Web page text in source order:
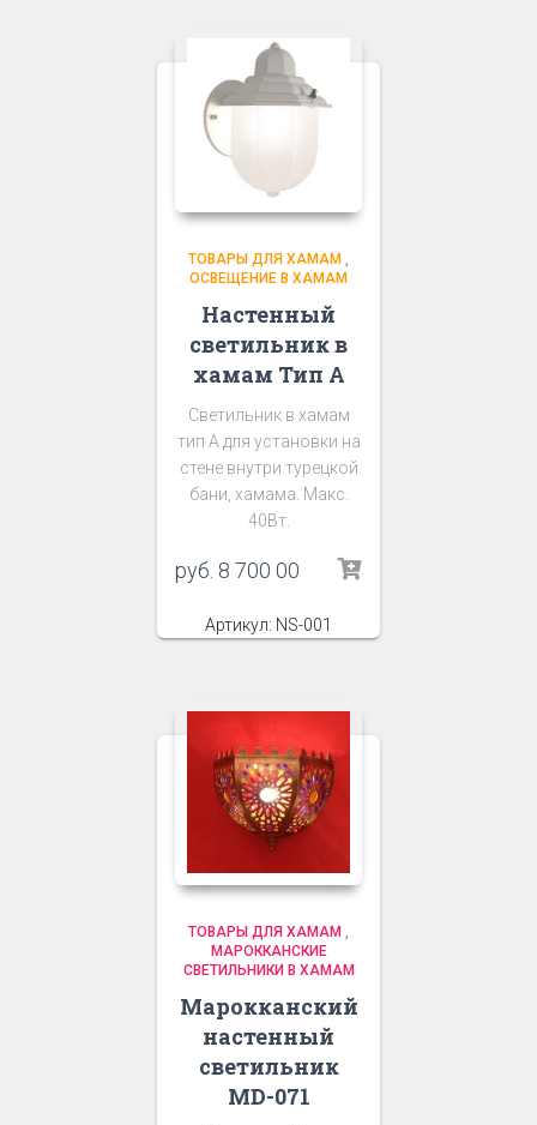
ТОВАРЫ ДЛЯ ХАМАМ
ОСВЕЩЕНИЕ В ХАМАМ
Настенный
светильник в
хамам Тип А
Светильник в хамам
тип А для установки на
стене внутри турецкой
бани, хамама. Макс.
40Вт.
руб. 8 700 00
Артикул: NS-001
ТОВАРЫ ДЛЯ ХАМАМ
МАРОККАНСКИЕ
СВЕТИЛЬНИКИ В ХАМАМ
Марокканский
настенный
светильник
MD-071